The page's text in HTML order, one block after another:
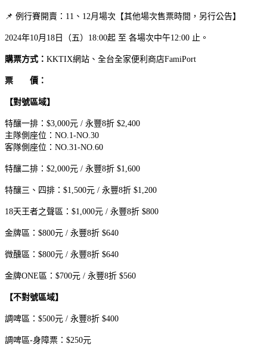
📌 例行賽開賣：11、12月場次【其他場次售票時間，另行公告】
2024年10月18日（五）18:00起 至 各場次中午12:00 止。
購票方式： KKTIX網站、全台全家便利商店FamiPort
票 價：
【對號區域】
特釀一排：$3,000元 / 永豐8折 $2,400
主隊側座位：NO.1-NO.30
客隊側座位：NO.31-NO.60
特釀二排：$2,000元 / 永豐8折 $1,600
特釀三、四排：$1,500元 / 永豐8折 $1,200
18天王者之聲區：$1,000元 / 永豐8折 $800
金牌區：$800元 / 永豐8折 $640
微醺區：$800元 / 永豐8折 $640
金牌ONE區：$700元 / 永豐8折 $560
【不對號區域】
調啤區：$500元 / 永豐8折 $400
調啤區-身障票：$250元